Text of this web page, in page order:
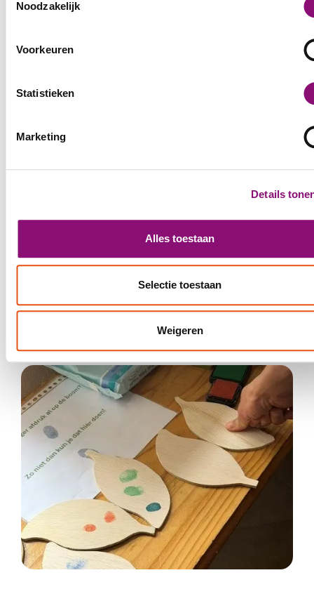
ontvangen en verwerken.
Noodzakelijk
Voorkeuren
Statistieken
Marketing
Details
Alles toestaan
Selectie toestaan
Weigeren
VINGERAFDRUK OP EEN
BOOMBLAADJE: SYMBOOL VAN DE
GEZAMENLIJKE IDENTITEIT